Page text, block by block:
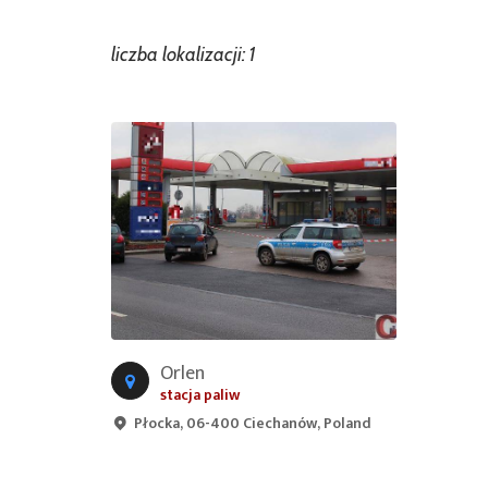
liczba lokalizacji: 1
Orlen
stacja paliw
Płocka, 06-400 Ciechanów, Poland